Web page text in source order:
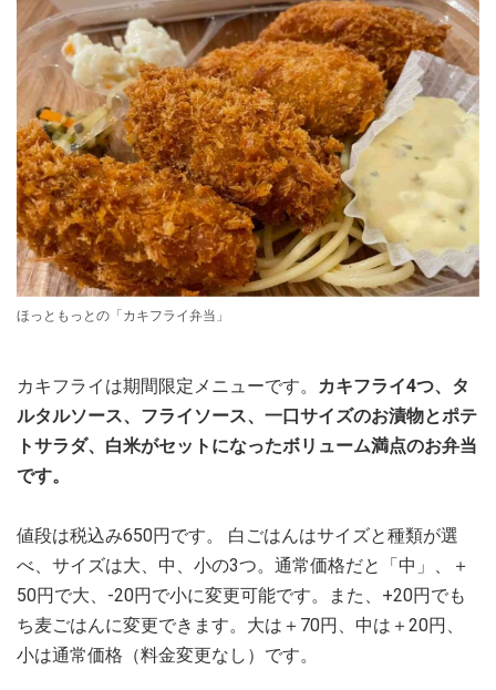
ほっともっとの「カキフライ弁当」
カキフライは期間限定メニューです。 カキフライ4つ、タ
ルタルソース、フライソース、一口サイズのお漬物とポテ
トサラダ、白米がセットになったボリューム満点のお弁当
です。
値段は税込み650円です。 白ごはんはサイズと種類が選
べ、サイズは大、中、小の3つ。通常価格だと「中」、＋
50円で大、-20円で小に変更可能です。また、+20円でも
ち麦ごはんに変更できます。大は＋70円、中は＋20円、
小は通常価格（料金変更なし）です。